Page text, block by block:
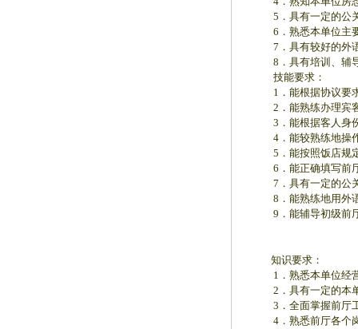
5．具有一定的公关
6．熟悉本单位主要
7．具有较好的外语
8．具有培训、辅导
技能要求：
1．能根据协议要求
2．能熟练办理宾客
3．能根据客人身份
4．能较熟练地操作
5．能按照饭店规定
6．能正确填写前厅
7．具有一定的公
8．能熟练地用外语
9．能辅导初级前
知识要求：
1．熟悉本单位经营
2．具有一定的本单
3．全面掌握前厅工
4．熟悉前厅各个岗